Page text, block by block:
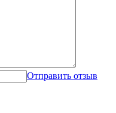
Отправить отзыв